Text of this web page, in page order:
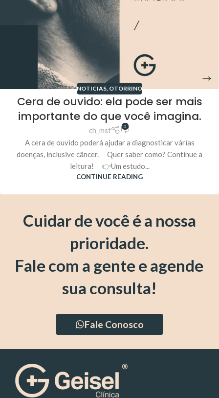
NOTICIAS OTORRINO
Cera de ouvido: ela pode ser mais
importante do que você imagina.
ch_mst 0
A cera de ouvido poderá ajudar a diagnosticar várias
doenças, inclusive câncer. ⠀ Quer saber como? Continue a
leitura! ⠀ 👉Um estudo...
CONTINUE READING
Cuidar de você é a nossa
prioridade.
Fale com a gente e agende
sua consulta!
Fale Conosco